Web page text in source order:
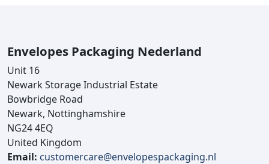
Envelopes Packaging Nederland
Unit 16
Newark Storage Industrial Estate
Bowbridge Road
Newark, Nottinghamshire
NG24 4EQ
United Kingdom
Email: customercare@envelopespackaging.nl